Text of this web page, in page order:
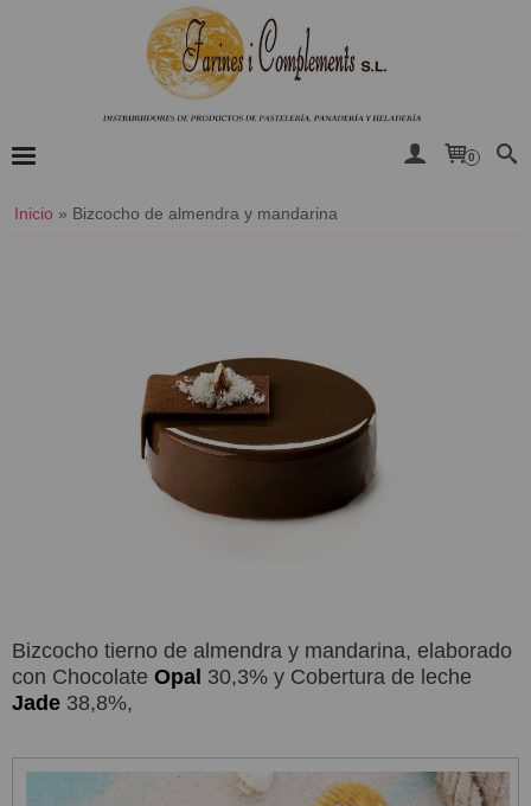
0
Inicio » Bizcocho de almendra y mandarina
Bizcocho tierno de almendra y mandarina, elaborado
con Chocolate Opal 30,3% y Cobertura de leche
Jade 38,8%,